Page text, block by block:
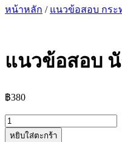
หน้าหลัก / แนวข้อสอบ กระ
แนวข้อสอบ
฿380
จำนวน
แนว
หยิบใส่ตะกร้า